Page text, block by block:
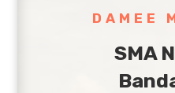
DAMEE
SMA